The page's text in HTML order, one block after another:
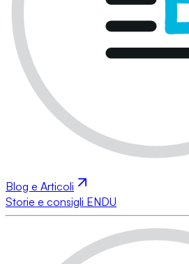
Blog e Articoli
Storie e consigli ENDU